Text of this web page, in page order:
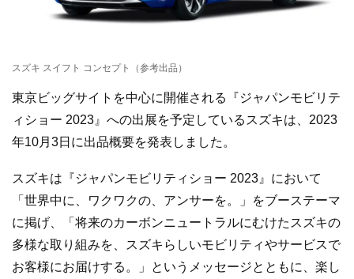
スズキ スイフト コンセプト（参考出品）
東京ビッグサイトを中心に開催される『ジャパンモビリテ
ィショー 2023』への出展を予定しているスズキは、2023
年10月3日に出品概要を発表しました。
スズキは『ジャパンモビリティショー 2023』において
「世界中に、ワクワクの、アンサーを。」をブーステーマ
に掲げ、「将来のカーボンニュートラルにむけたスズキの
多様な取り組みを、スズキらしいモビリティやサービスで
お客様にお届けする。」というメッセージとともに、楽し